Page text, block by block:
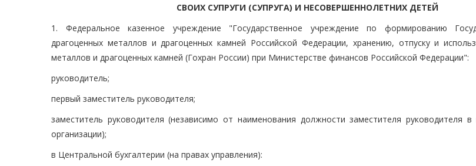
СВОИХ СУПРУГИ (СУПРУГА) И НЕСОВЕРШЕННОЛЕТНИХ ДЕТЕЙ
1. Федеральное казенное учреждение "Государственное учреждение по формированию
драгоценных металлов и драгоценных камней Российской Федерации, хранению, отпуску и
металлов и драгоценных камней (Гохран России) при Министерстве финансов Российской Федерации":
руководитель;
первый заместитель руководителя;
заместитель руководителя (независимо от наименования должности заместителя руководителя
организации);
в Центральной бухгалтерии (на правах управления):